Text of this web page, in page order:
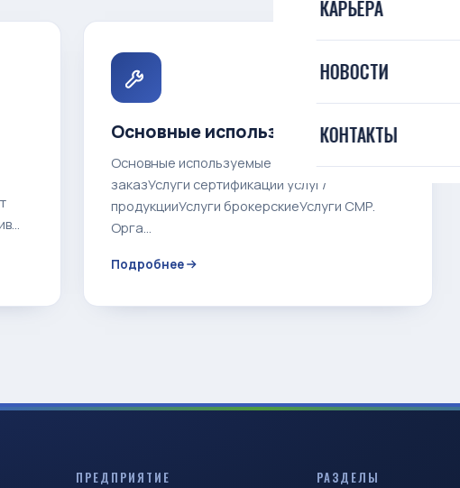
Экскурсия на ТМЗ
Участники TMZ
Гарантия качества
Разбивка по рынкам
Система
КАРЬЕРА
НОВОСТИ
КОНТАКТЫ
Основные используемые услуги
Основные используемые услугиОформить
заказУслуги сертификации услуг/
продукцииУслуги брокерскиеУслуги СМР.
Орга...
Подробнее
ПРЕДПРИЯТИЕ РАЗДЕЛЫ